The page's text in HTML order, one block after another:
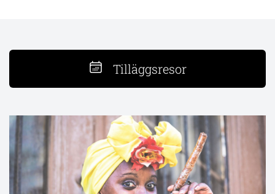
Tilläggsresor